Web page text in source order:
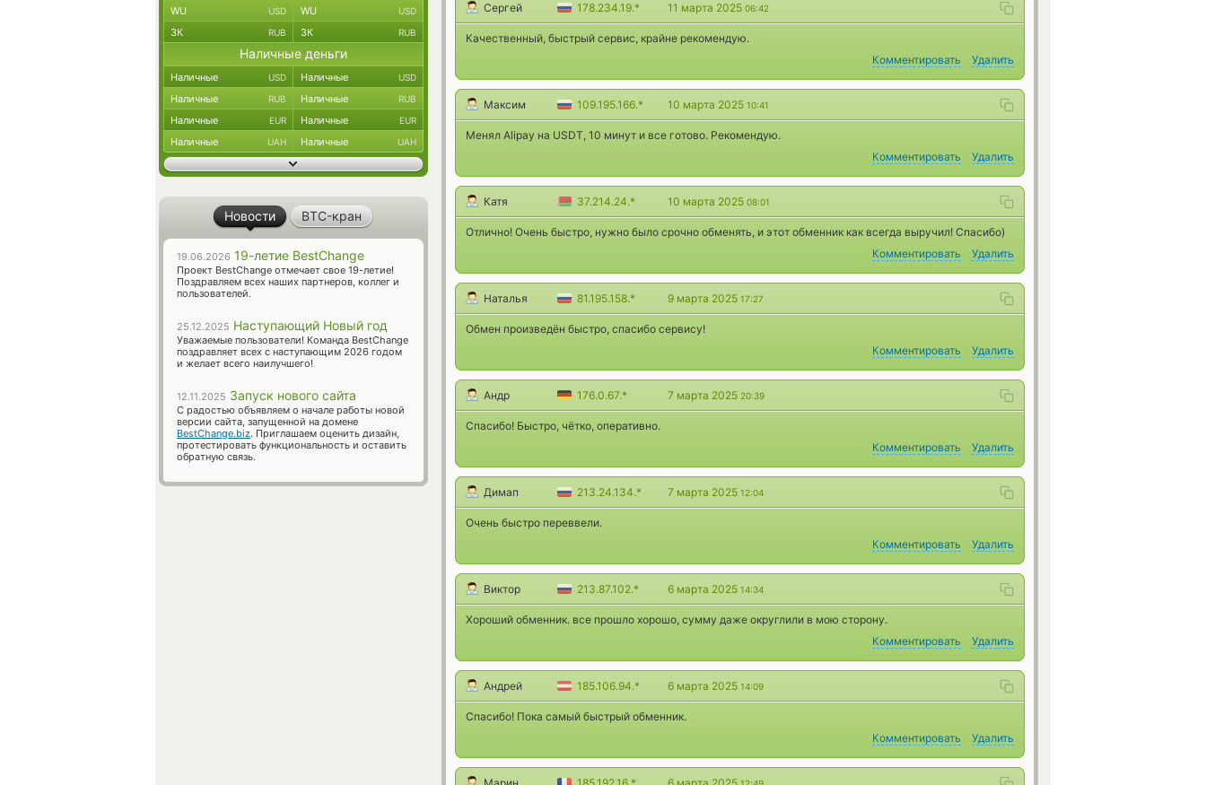
Сергей 178.234.19.* 11 марта 2025 06:42
Качественный, быстрый сервис, крайне рекомендую.
Комментировать
Удалить
Максим 109.195.166.* 10 марта 2025 10:41
Менял Alipay на USDT, 10 минут и все готово. Рекомендую.
Комментировать
Удалить
Катя 37.214.24.* 10 марта 2025 08:01
Отлично! Очень быстро, нужно было срочно обменять, и этот обменник как всегда выручил! Спасибо)
Комментировать
Удалить
Наталья 81.195.158.* 9 марта 2025 17:27
Обмен произведён быстро, спасибо сервису!
Комментировать
Удалить
Андр 176.0.67.* 7 марта 2025 20:39
Спасибо! Быстро, чётко, оперативно.
Комментировать
Удалить
Димап 213.24.134.* 7 марта 2025 12:04
Очень быстро переввели.
Комментировать
Удалить
Виктор 213.87.102.* 6 марта 2025 14:34
Хороший обменник. все прошло хорошо, сумму даже округлили в мою сторону.
Комментировать
Удалить
Андрей 185.106.94.* 6 марта 2025 14:09
Спасибо! Пока самый быстрый обменник.
Комментировать
Удалить
WU USD WU USD
ЗК RUB ЗК RUB
Наличные деньги
Наличные USD Наличные USD
Наличные RUB Наличные RUB
Наличные EUR Наличные EUR
Наличные UAH Наличные UAH
Новости BTC-кран
19.06.2026 19-летие BestChange
Проект BestChange отмечает свое 19-летие!
Поздравляем всех наших партнеров, коллег и
пользователей.
25.12.2025 Наступающий Новый год
Уважаемые пользователи! Команда BestChange
поздравляет всех с наступающим 2026 годом
и желает всего наилучшего!
12.11.2025 Запуск нового сайта
С радостью объявляем о начале работы новой
версии сайта, запущенной на домене
BestChange.biz. Приглашаем оценить дизайн,
протестировать функциональность и оставить
обратную связь.